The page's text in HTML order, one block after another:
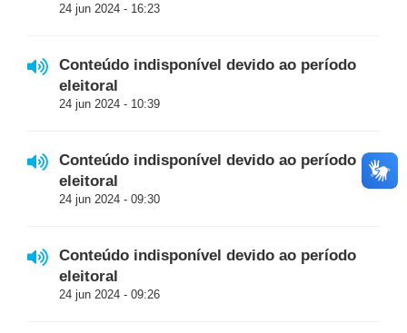
24 jun 2024 - 16:23
Conteúdo indisponível devido ao período
eleitoral
24 jun 2024 - 10:39
Conteúdo indisponível devido ao período
eleitoral
24 jun 2024 - 09:30
Conteúdo indisponível devido ao período
eleitoral
24 jun 2024 - 09:26